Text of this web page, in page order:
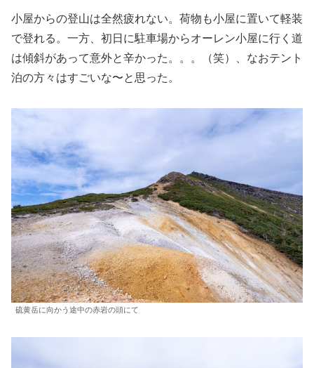
小屋からの登山は全然疲れない。荷物も小屋に置いて軽装
で登れる。一方、初日に駐車場からオーレン小屋に行く道
は傾斜があって意外と辛かった。。。（笑）、なおテント
泊の方々はすごいな〜と思った。
硫黄岳に向かう途中の赤岩の頭にて